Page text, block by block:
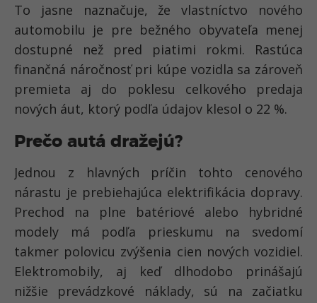
To jasne naznačuje, že vlastníctvo nového
automobilu je pre bežného obyvateľa menej
dostupné než pred piatimi rokmi. Rastúca
finančná náročnosť pri kúpe vozidla sa zároveň
premieta aj do poklesu celkového predaja
nových áut, ktorý podľa údajov klesol o 22 %.
Prečo autá dražejú?
Jednou z hlavných príčin tohto cenového
nárastu je prebiehajúca elektrifikácia dopravy.
Prechod na plne batériové alebo hybridné
modely má podľa prieskumu na svedomí
takmer polovicu zvýšenia cien nových vozidiel.
Elektromobily, aj keď dlhodobo prinášajú
nižšie prevádzkové náklady, sú na začiatku